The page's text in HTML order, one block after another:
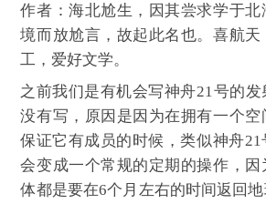
作者：海北尬生，因其尝求学于
境而放尬言，故起此名也。喜航
工，爱好文学。
之前我们是有机会写神舟21号的
没有写，原因是因为在拥有一个
保证它有成员的时候，类似神舟
会变成一个常规的定期的操作，
体都是要在6个月左右的时间返回